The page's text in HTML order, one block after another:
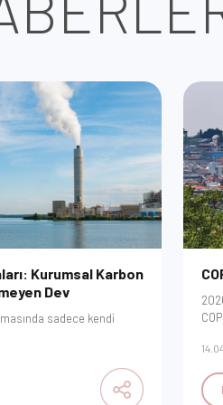
Kurumsal Karbon
Dev
sadece kendi
tüm değer
nasıl yöneteceğinizi
sağlayacağınızı stratejik